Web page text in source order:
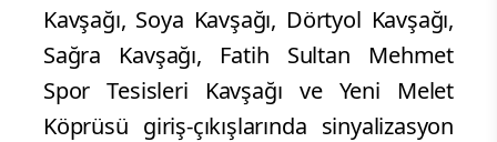
Kavşağı, Soya Kavşağı, Dörtyol Kavşağı,
Sağra Kavşağı, Fatih Sultan Mehmet
Spor Tesisleri Kavşağı ve Yeni Melet
Köprüsü giriş-çıkışlarında sinyalizasyon